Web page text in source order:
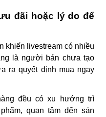
đãi hoặc lý do để
khiến livestream có nhiều
là người bán chưa tạo
ra quyết định mua ngay
đều có xu hướng trì
quan tâm đến sản